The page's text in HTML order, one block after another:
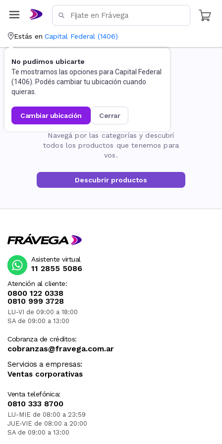
Estás en Capital Federal (1406)
No pudimos ubicarte
Te mostramos las opciones para Capital Federal
(1406). Podés cambiar tu ubicación cuando
quieras.
cambiar ubicación cerrar
La página no existe
Navegá por las categorías y descubrí
todos los productos que tenemos para
vos.
Descubrir productos
Atención al cliente:
0800 122 0338
0810 999 3728
LU-VI de 09:00 a 18:00
SA de 09:00 a 13:00
Cobranza de créditos:
cobranzas@fravega.com.ar
Servicios a empresas:
Ventas corporativas
Venta telefónica:
0810 333 8700
LU-MIE de 08:00 a 23:59
JUE-VIE de 08:00 a 20:00
SA de 09:00 a 13:00
Asistente virtual
11 2855 5086